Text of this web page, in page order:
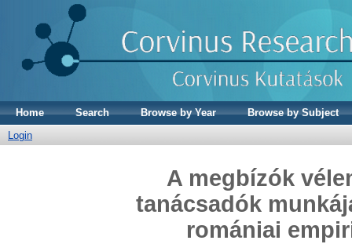
Home Search Browse by Year
Browse by Subject
Login
A megbízók
tanácsadók
romániai